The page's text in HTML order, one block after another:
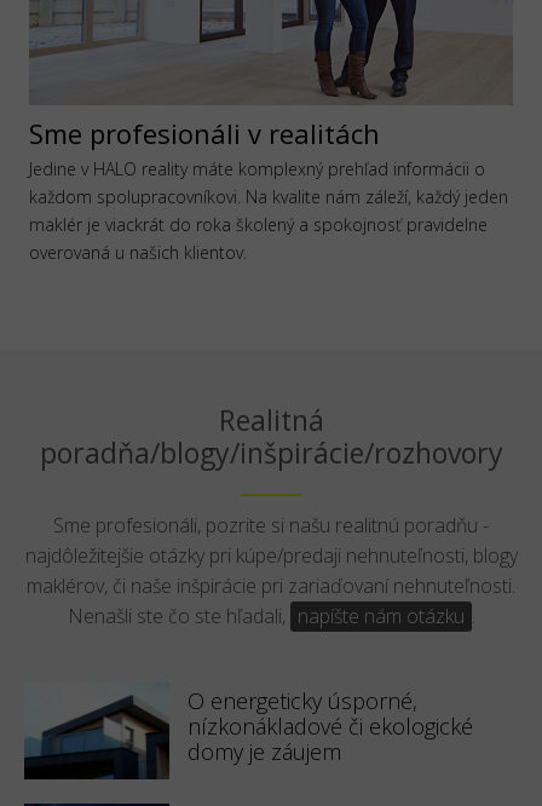
Sme profesionáli v realitách
Jedine v HALO reality máte komplexný prehľad informácii o
každom spolupracovníkovi. Na kvalite nám záleží, každý jeden
maklér je viackrát do roka školený a spokojnosť pravidelne
overovaná u našich klientov.
Realitná
poradňa/blogy/inšpirácie/rozhovory
Sme profesionáli, pozrite si našu realitnú poradňu -
najdôležitejšie otázky pri kúpe/predaji nehnuteľnosti, blogy
maklérov, či naše inšpirácie pri zariaďovaní nehnuteľnosti.
Nenašli ste čo ste hľadali, napíšte nám otázku .
O energeticky úsporné,
nízkonákladové či ekologické
domy je záujem